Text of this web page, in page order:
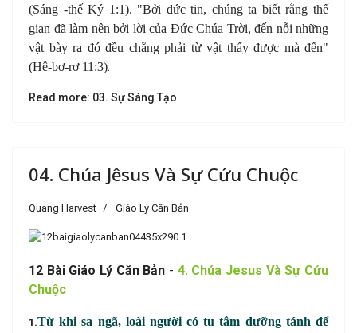
(Sáng -thế Ký 1:1). "Bởi đức tin, chúng ta biết rằng thế
gian đã làm nên bởi lời của Đức Chúa Trời, đến nỗi những
vật bày ra đó đều chẳng phải từ vật thấy được mà đến"
(Hê-bơ-rơ 11:3).
Read more: 03. Sự Sáng Tạo
04. Chúa Jêsus Và Sự Cứu Chuộc
Quang Harvest Giáo Lý Căn Bản
12 Bài Giáo Lý Căn Bản - 4. Chúa Jesus Và Sự Cứu
Chuộc
1.Từ khi sa ngã, loài người có tu tâm dưỡng tánh để